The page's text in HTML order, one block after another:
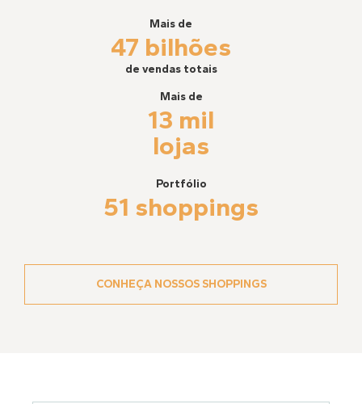
Mais de
47 bilhões
de vendas totais
Mais de
13 mil
lojas
Portfólio
51 shoppings
CONHEÇA NOSSOS SHOPPINGS